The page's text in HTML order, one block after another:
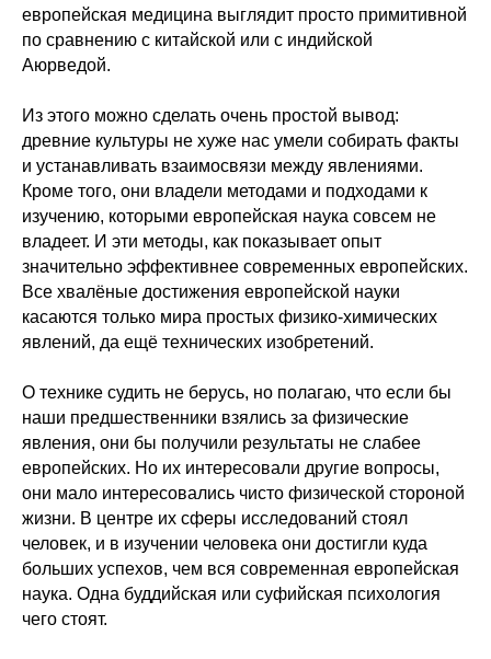
европейская медицина выглядит просто примитивной
по сравнению с китайской или с индийской
Аюрведой.
Из этого можно сделать очень простой вывод:
древние культуры не хуже нас умели собирать факты
и устанавливать взаимосвязи между явлениями.
Кроме того, они владели методами и подходами к
изучению, которыми европейская наука совсем не
владеет. И эти методы, как показывает опыт
значительно эффективнее современных европейских.
Все хвалёные достижения европейской науки
касаются только мира простых физико-химических
явлений, да ещё технических изобретений.
О технике судить не берусь, но полагаю, что если бы
наши предшественники взялись за физические
явления, они бы получили результаты не слабее
европейских. Но их интересовали другие вопросы,
они мало интересовались чисто физической стороной
жизни. В центре их сферы исследований стоял
человек, и в изучении человека они достигли куда
больших успехов, чем вся современная европейская
наука. Одна буддийская или суфийская психология
чего стоят.